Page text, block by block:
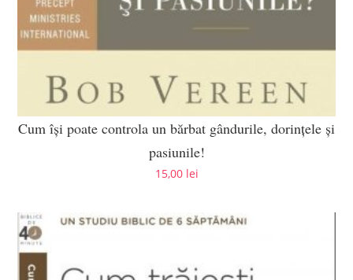
Cum își poate controla un bărbat gândurile, dorințele și
pasiunile!
15,00 lei